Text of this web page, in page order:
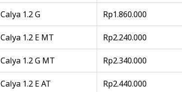
Calya 1.2 G Rp1.860.000
Calya 1.2 E MT Rp2.240.000
Calya 1.2 G MT Rp2.340.000
Calya 1.2 E AT Rp2.440.000